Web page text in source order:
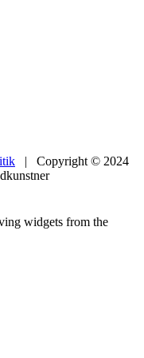
| Copyright © 2024
widgets from the